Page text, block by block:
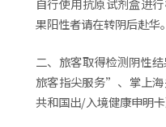
自行使用抗原试剂盒进
果阳性者请在转阴后赴华。
二、旅客取得检测阴性
旅客指尖服务”、掌上
共和国出/入境健康申明卡